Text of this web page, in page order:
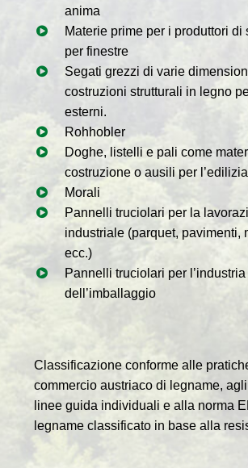
anima
Materie prime per i produttori di
per finestre
Segati grezzi di varie
costruzioni strutturali in legno
esterni.
Rohhobler
Doghe, listelli e pali come
costruzione o ausili per l’edilizia
Morali
Pannelli truciolari per la
industriale (parquet, pavimenti,
ecc.)
Pannelli truciolari per l’industria
dell’imballaggio
Classificazione conforme alle
commercio austriaco di legname,
linee guida individuali e alla norma
legname classificato in base alla